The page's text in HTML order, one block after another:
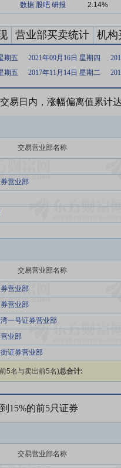
数据 股吧 研报 2.14%
营业部买卖统计 机构
期五 2021年09月16日 星期四
期五 2017年11月14日 星期二
易日内，涨幅偏离值累计
交易营业部名称
营业部
交易营业部名称
营业部
营业部
一号证券营业部
业部
证券营业部
5名与卖出前5名)总合计:
15%的前5只证券
交易营业部名称